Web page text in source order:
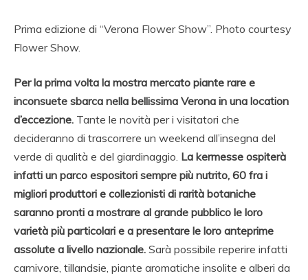
Prima edizione di “Verona Flower Show”. Photo courtesy
Flower Show.
Per la prima volta la mostra mercato piante rare e
inconsuete sbarca nella bellissima Verona in una location
d’eccezione. Tante le novità per i visitatori che
decideranno di trascorrere un weekend all’insegna del
verde di qualità e del giardinaggio. La kermesse ospiterà
infatti un parco espositori sempre più nutrito, 60 fra i
migliori produttori e collezionisti di rarità botaniche
saranno pronti a mostrare al grande pubblico le loro
varietà più particolari e a presentare le loro anteprime
assolute a livello nazionale. Sarà possibile reperire infatti
carnivore, tillandsie, piante aromatiche insolite e alberi da